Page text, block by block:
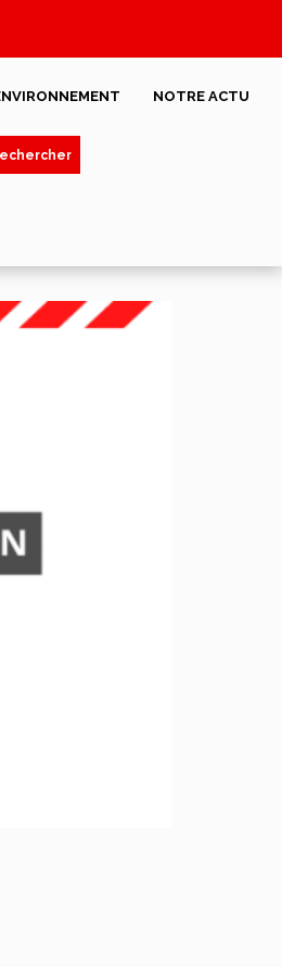
NOTRE ACTU